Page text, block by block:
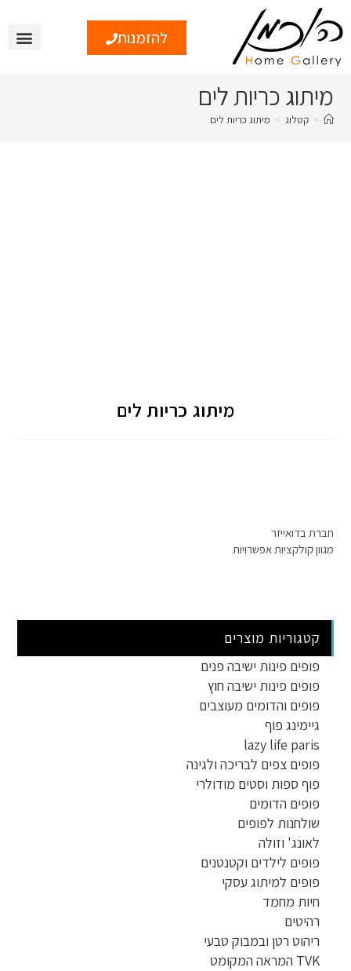
להזמנות
מיתוג כריות לים
> קטלוג > מיתוג כריות לים
מיתוג כריות לים
חברת בדואייזר
מגוון קולקציות אפשרויות
קטגוריות מוצרים
פופים פינות ישיבה פנים
פופים פינות ישיבה חוץ
פופים והדומים מעוצבים
גיימינג פוף
lazy life paris
פופים צפים לבריכה ולגינה
פוף ספות וסטים מודולרי
פופים הדומים
שולחנות לפופים
לאונג' וזולה
פופים לילדים וקטנטנים
פופים למיתוג עסקי
חיות מחמד
רהיטים
ריהוט רטן ובמבוק טבעי
TVK המראה המקומט